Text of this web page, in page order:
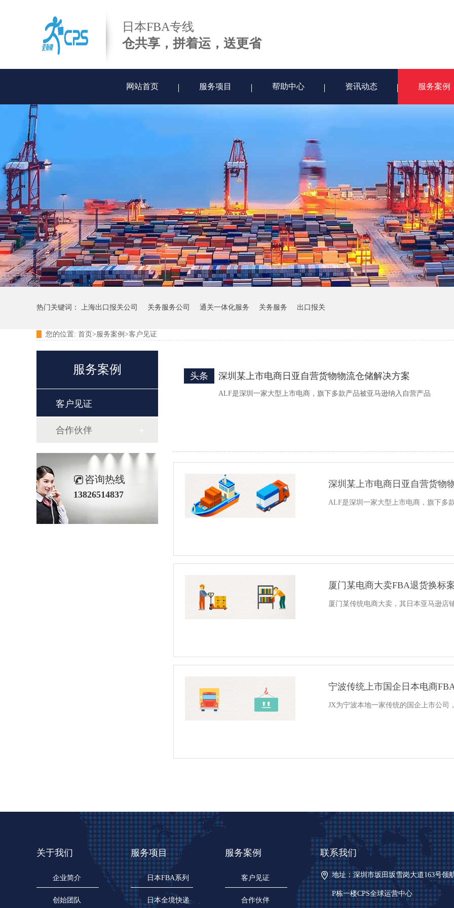
日本FBA专线
仓共享，拼着运，送更省
网站首页 服务项目 帮助中心 资讯动态 服务案例
热门关键词： 上海出口报关公司 关务服务公司 通关一体化服务 关务服务 出口报关
您的位置: 首页>服务案例 >客户见证
服务案例
客户见证
合作伙伴
咨询热线
13826514837
深圳某上市电商日亚自营货物物流仓储解决方案
头条
ALF是深圳一家大型上市电商，旗下多款产品被亚马逊纳入自营产品
深圳某上市电商日亚自营货物
ALF是深圳一家大型上市电商，旗下多
厦门某电商大卖FBA退货换标
厦门某传统电商大卖，其日本亚马逊店
宁波传统上市国企日本电商
JX为宁波本地一家传统的国企上市公司
关于我们
企业简介
创始团队
服务项目
日本FBA系列
日本全境快递
服务案例
客户见证
合作伙伴
联系我们
地址：深圳市坂田坂雪岗大道163号领
P栋一楼CPS全球运营中心